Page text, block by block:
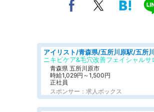
アイリスト/青森県/五所川原駅/五所
青森県 五所川原市
時給1,029円～1,500円
正社員
スポンサー：求人ボックス